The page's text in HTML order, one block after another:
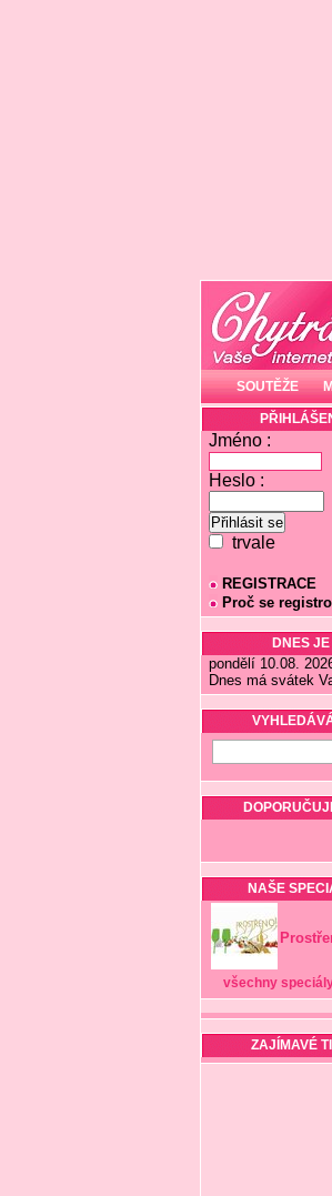
SOUTĚŽE
Jméno :
Heslo :
trvale
REGISTRACE
Proč se
DNES JE
pondělí 10.08.
Dnes má svátek
NAŠE
všechny
ZAJÍMAVÉ